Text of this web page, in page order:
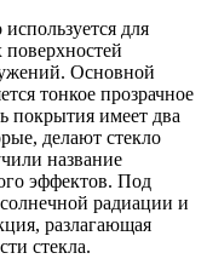
для
Основной
тонкое прозрачное
покрытия имеет два
делают стекло
название
эффектов. Под
радиации и
разлагающая
стекла.